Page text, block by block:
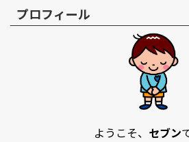
プロフィール
ようこそ、 セブン